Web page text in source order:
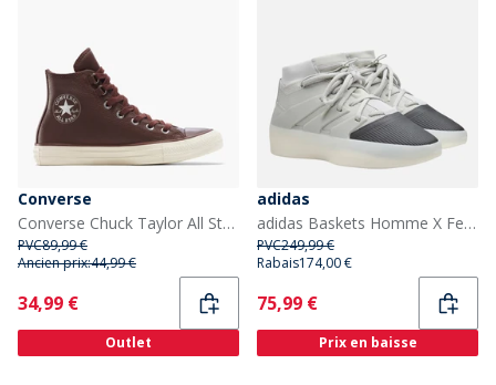
Converse
Converse Chuck Taylor All Star Hi Cuir Baskets Totally Fudged/Egret
PVC89,99 €
Ancien prix:44,99 €
Current
34,99 €
Outlet
adidas
adidas Baskets Homme X Fear Of God Athletics Sesame/Carbon/Sesame
PVC249,99 €
Rabais174,00 €
Current
75,99 €
Prix en baisse